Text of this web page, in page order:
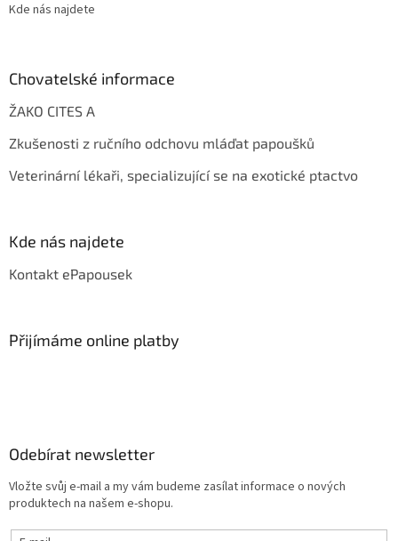
Kde nás najdete
Chovatelské informace
ŽAKO CITES A
Zkušenosti z ručního odchovu mláďat papoušků
Veterinární lékaři, specializující se na exotické ptactvo
Kde nás najdete
Kontakt ePapousek
Přijímáme online platby
Odebírat newsletter
Vložte svůj e-mail a my vám budeme zasílat informace o nových
produktech na našem e-shopu.